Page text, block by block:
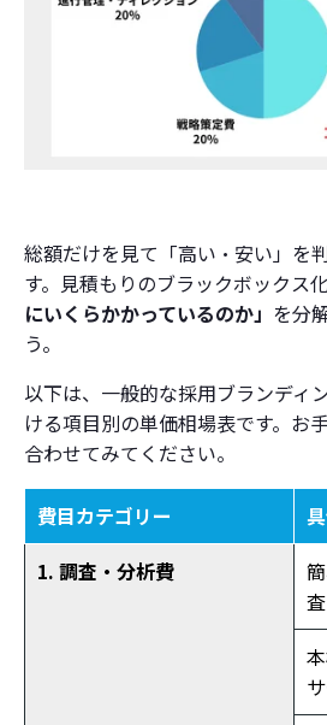
総額だけを見て「高い・安い」を
す。見積もりのブラックボックス
にいくらかかっているのか」 を分
う。
以下は、一般的な採用ブランディ
ける項目別の単価相場表です。お
合わせてみてください。
費目カテゴリー
1. 調査・分析費
査